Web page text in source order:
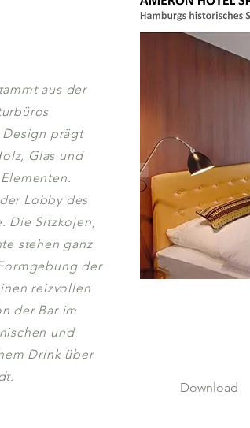
aus der
Design prägt
Glas und
Lobby des
Die Sitzkojen,
stehen ganz
der
reizvollen
der Bar im
und
Drink über
Download